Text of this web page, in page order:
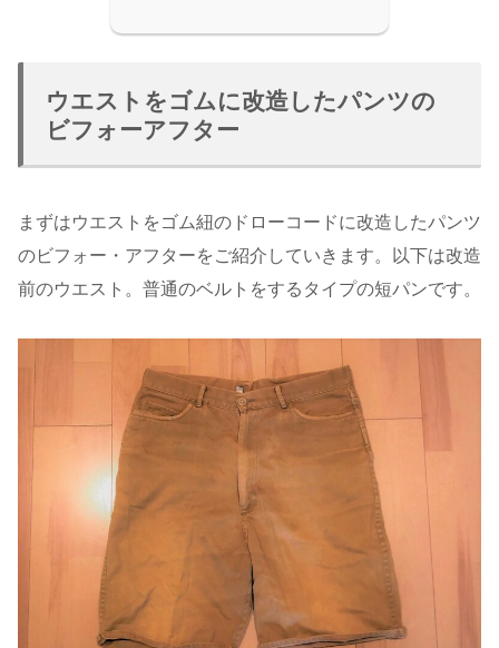
ウエストをゴムに改造したパンツの
ビフォーアフター
まずはウエストをゴム紐のドローコードに改造したパンツ
のビフォー・アフターをご紹介していきます。以下は改造
前のウエスト。普通のベルトをするタイプの短パンです。